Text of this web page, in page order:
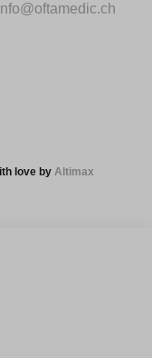
love by Altimax